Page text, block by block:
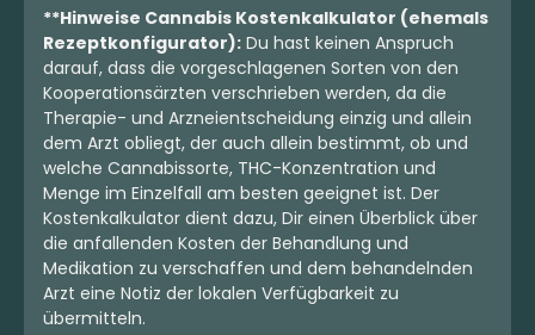
Hybrid Blüten
Bathera 27 CA E85
E-85
0(0)
Hybrid Blüten
28/1 IUVO OC
TEMPTATION
Temptation
0
**Hinweise Cannabis Kostenkalkulator (ehemals
Rezeptkonfigurator): Du hast keinen Anspruch
darauf, dass die vorgeschlagenen Sorten von den
Kooperationsärzten verschrieben werden, da die
Therapie- und Arzneientscheidung einzig und allein
dem Arzt obliegt, der auch allein bestimmt, ob und
welche Cannabissorte, THC-Konzentration und
Menge im Einzelfall am besten geeignet ist. Der
Kostenkalkulator dient dazu, Dir einen Überblick über
die anfallenden Kosten der Behandlung und
Medikation zu verschaffen und dem behandelnden
Arzt eine Notiz der lokalen Verfügbarkeit zu
übermitteln.